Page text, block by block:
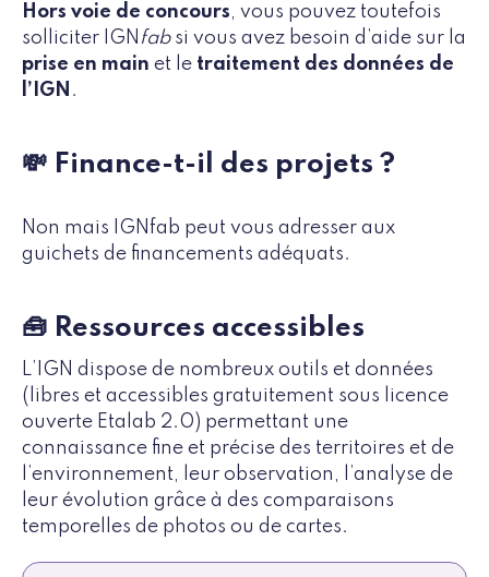
Hors voie de concours, vous pouvez toutefois
solliciter IGN fab si vous avez besoin d’aide sur la
prise en main et le traitement des données de
l’IGN .
💸 Finance-t-il des projets ?
Non mais IGNfab peut vous adresser aux
guichets de financements adéquats.
🧰 Ressources accessibles
L’IGN dispose de nombreux outils et données
(libres et accessibles gratuitement sous licence
ouverte Etalab 2.0) permettant une
connaissance fine et précise des territoires et de
l’environnement, leur observation, l’analyse de
leur évolution grâce à des comparaisons
temporelles de photos ou de cartes.